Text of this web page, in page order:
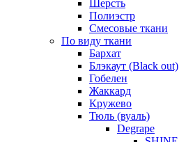
Шерсть
Полиэстр
Смесовые ткани
По виду ткани
Бархат
Блэкаут (Black out)
Гобелен
Жаккард
Кружево
Тюль (вуаль)
Degrape